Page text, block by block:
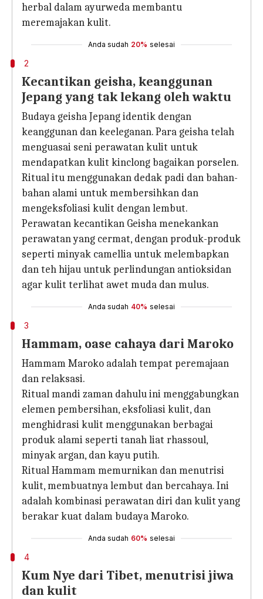
herbal dalam ayurweda membantu
meremajakan kulit.
Anda sudah 20% selesai
2
Kecantikan geisha, keanggunan
Jepang yang tak lekang oleh waktu
Budaya geisha Jepang identik dengan
keanggunan dan keeleganan. Para geisha telah
menguasai seni perawatan kulit untuk
mendapatkan kulit kinclong bagaikan porselen.
Ritual itu menggunakan dedak padi dan bahan-
bahan alami untuk membersihkan dan
mengeksfoliasi kulit dengan lembut.
Perawatan kecantikan Geisha menekankan
perawatan yang cermat, dengan produk-produk
seperti minyak camellia untuk melembapkan
dan teh hijau untuk perlindungan antioksidan
agar kulit terlihat awet muda dan mulus.
Anda sudah 40% selesai
3
Hammam, oase cahaya dari Maroko
Hammam Maroko adalah tempat peremajaan
dan relaksasi.
Ritual mandi zaman dahulu ini menggabungkan
elemen pembersihan, eksfoliasi kulit, dan
menghidrasi kulit menggunakan berbagai
produk alami seperti tanah liat rhassoul,
minyak argan, dan kayu putih.
Ritual Hammam memurnikan dan menutrisi
kulit, membuatnya lembut dan bercahaya. Ini
adalah kombinasi perawatan diri dan kulit yang
berakar kuat dalam budaya Maroko.
Anda sudah 60% selesai
4
Kum Nye dari Tibet, menutrisi jiwa
dan kulit